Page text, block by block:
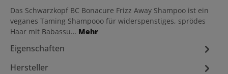
Das Schwarzkopf BC Bonacure Frizz Away Shampoo ist ein
veganes Taming Shampooo für widerspenstiges, sprödes
Haar mit Babassu… Mehr
Eigenschaften
Hersteller